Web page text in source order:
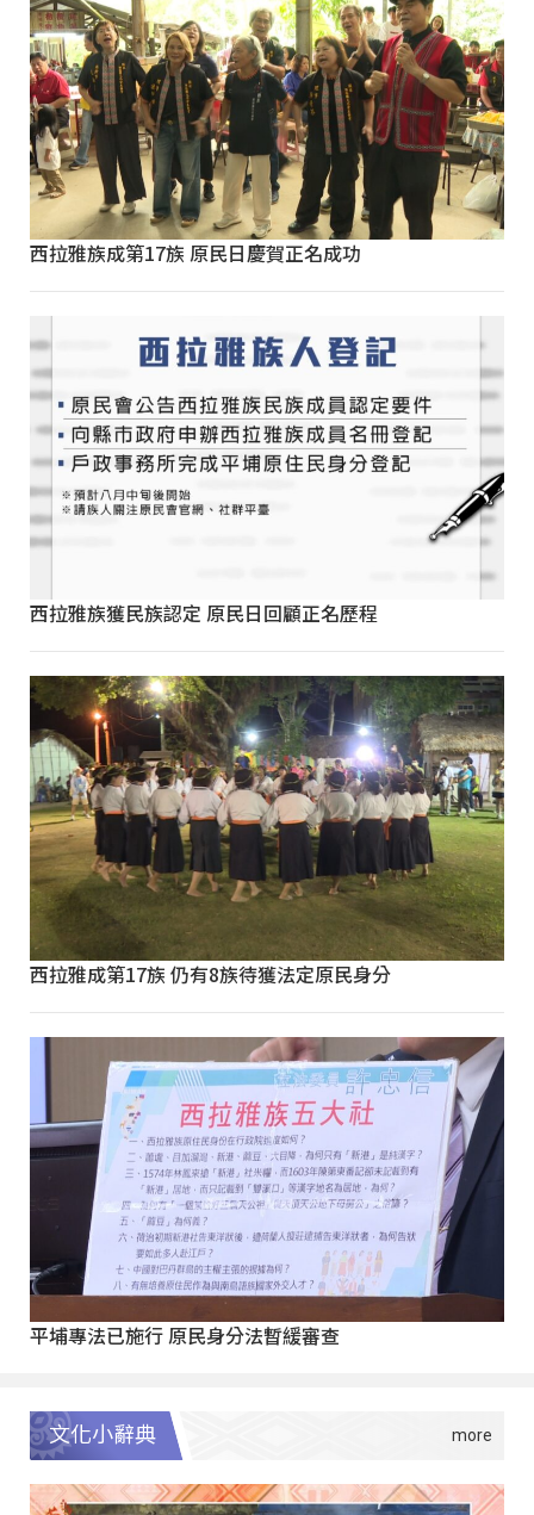
西拉雅族成第17族 原民日慶賀正名成功
西拉雅族獲民族認定 原民日回顧正名歷程
西拉雅成第17族 仍有8族待獲法定原民身分
平埔專法已施行 原民身分法暫緩審查
文化小辭典